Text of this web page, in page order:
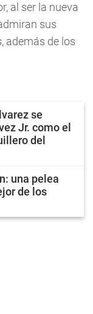
al ser la nueva
sus
además de los
se
Jr. como el
del
una pelea
de los